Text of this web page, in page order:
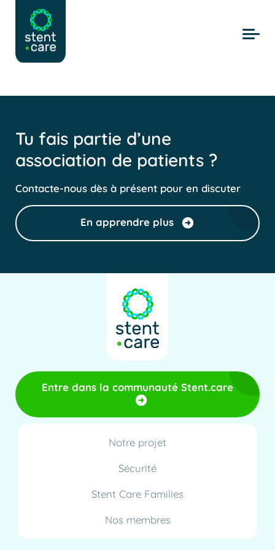
Skip to main content
Tu fais partie d’une
association de patients ?
Contacte-nous dès à présent pour en discuter
En apprendre plus
Entre dans la communauté Stent.care
Notre projet
Sécurité
Stent Care Families
Nos membres